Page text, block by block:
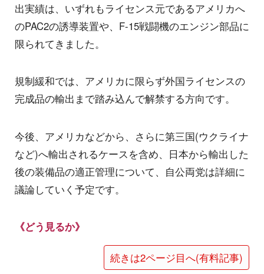
出実績は、いずれもライセンス元であるアメリカへ
のPAC2の誘導装置や、F-15戦闘機のエンジン部品に
限られてきました。
規制緩和では、アメリカに限らず外国ライセンスの
完成品の輸出まで踏み込んで解禁する方向です。
今後、アメリカなどから、さらに第三国(ウクライナ
など)へ輸出されるケースを含め、日本から輸出した
後の装備品の適正管理について、自公両党は詳細に
議論していく予定です。
《どう見るか》
続きは2ページ目へ(有料記事)